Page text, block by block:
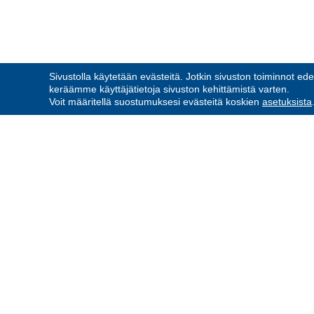
Sivustolla käytetään evästeitä. Jotkin sivuston toiminnot
keräämme käyttäjätietoja sivuston kehittämistä varten.
Voit määritellä suostumuksesi evästeitä koskien asetuksista